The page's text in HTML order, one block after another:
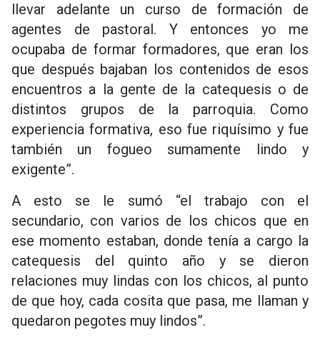
llevar adelante un curso de formación de
agentes de pastoral. Y entonces yo me
ocupaba de formar formadores, que eran los
que después bajaban los contenidos de esos
encuentros a la gente de la catequesis o de
distintos grupos de la parroquia. Como
experiencia formativa, eso fue riquísimo y fue
también un fogueo sumamente lindo y
exigente”.
A esto se le sumó “el trabajo con el
secundario, con varios de los chicos que en
ese momento estaban, donde tenía a cargo la
catequesis del quinto año y se dieron
relaciones muy lindas con los chicos, al punto
de que hoy, cada cosita que pasa, me llaman y
quedaron pegotes muy lindos”.